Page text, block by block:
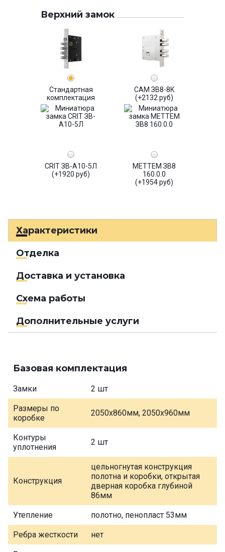
Верхний замок
Стандартная
комплектация
САМ ЗВ8-8К
(+2132 руб)
CRIT ЗВ-А10-5Л
(+1920 руб)
МЕТТЕМ ЗВ8
160.0.0
(+1954 руб)
Характеристики
Отделка
Доставка и установка
Схема работы
Дополнительные услуги
Базовая комплектация
Замки 2 шт
Размеры по
коробке
2050х860мм, 2050х960мм
Контуры
уплотнения
2 шт
Конструкция
цельногнутая конструкция
полотна и коробки, открытая
дверная коробка глубиной
86мм
Утепление полотно, пенопласт 53мм
Ребра жесткости нет